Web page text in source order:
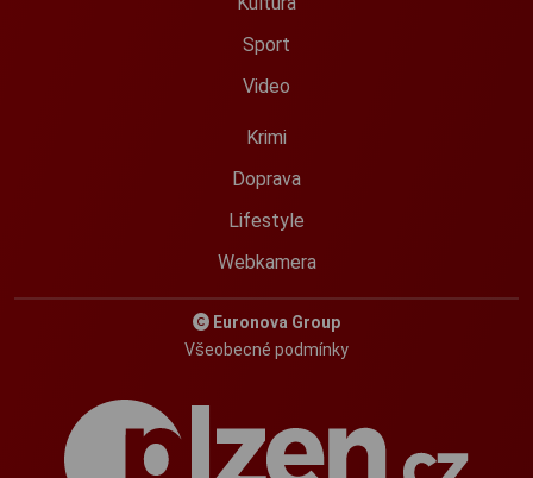
Sport
Video
Krimi
Doprava
Lifestyle
Webkamera
Euronova Group
Všeobecné podmínky